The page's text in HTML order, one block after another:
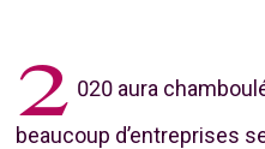
2 020 aura
beaucoup d’entreprises